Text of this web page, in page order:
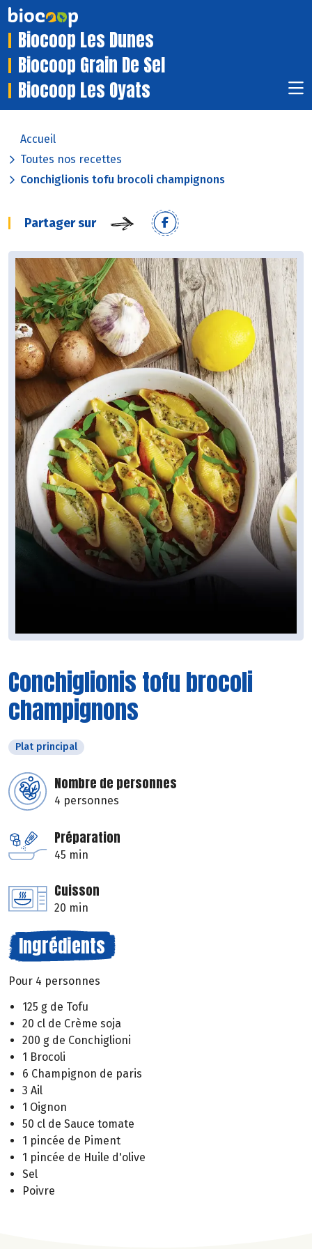
Biocoop Les Dunes
Biocoop Grain De Sel
Biocoop Les Oyats
Accueil
Toutes nos recettes
Conchiglionis tofu brocoli champignons
Partager sur
Conchiglionis tofu brocoli
champignons
Plat principal
Nombre de personnes
4 personnes
Préparation
45 min
Cuisson
20 min
Ingrédients
Pour 4 personnes
125 g de Tofu
20 cl de Crème soja
200 g de Conchiglioni
1 Brocoli
6 Champignon de paris
3 Ail
1 Oignon
50 cl de Sauce tomate
1 pincée de Piment
1 pincée de Huile d'olive
Sel
Poivre